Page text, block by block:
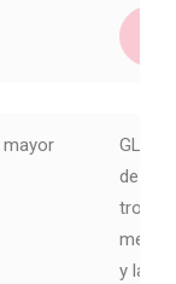
mayor
GLS-
de
y la